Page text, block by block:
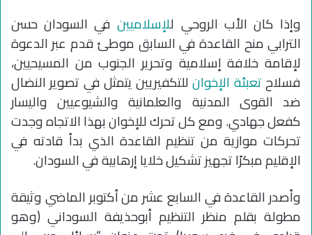
وإذا كان الأب الروحي للإسلاميينفي السودان حسن
الترابي منح القاعدة في السابق موطئ قدم عبر الدعوة
لإقامة خلافة إسلامية وتحرير الجنوب من المسيحيين،
فسلاحتعبئة الإخوانللتكفيريين يتمثل في تصوير النضال
ضد القوى المدنية والعلمانية والشيوعيين واليسار
كفعل جهادي. ومع كل تحرك للإخوان بهذا الاتجاه وجدت
تحركات موازية من تنظيم القاعدة الذي بدأ قادته في
الإقليم مبكرًا تجهيز تشكيل خلايا إرهابية في السودان.
وأصدر القاعدة في السابع عشر من أكتوبر الماضي وثيقة
مطولة بقلم منظر التنظيم أبوحذيفة السوداني (وهو